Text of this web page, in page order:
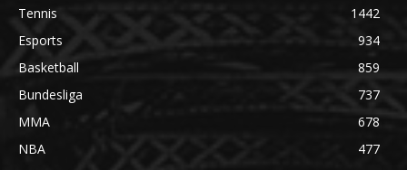
Tennis
1442
Esports
934
Basketball
859
Bundesliga
737
MMA
678
NBA
477